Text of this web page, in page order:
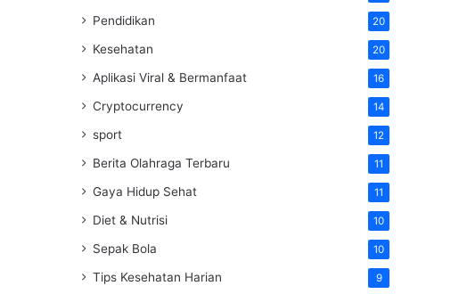
Pendidikan 20
Kesehatan 20
Aplikasi Viral & Bermanfaat 16
Cryptocurrency 14
sport 12
Berita Olahraga Terbaru 11
Gaya Hidup Sehat 11
Diet & Nutrisi 10
Sepak Bola 10
Tips Kesehatan Harian 9